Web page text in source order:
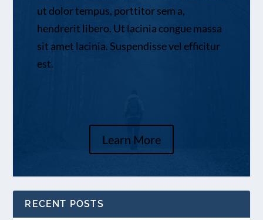
ut dolor tempus, porttitor sem a,
hendrerit libero. Ut lacinia congue massa
sit amet lacinia. Suspendisse vel efficitur
est.
Learn More
RECENT POSTS